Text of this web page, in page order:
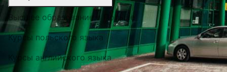
Высшее образование в Польше
Курсы польского языка
Курсы английского языка